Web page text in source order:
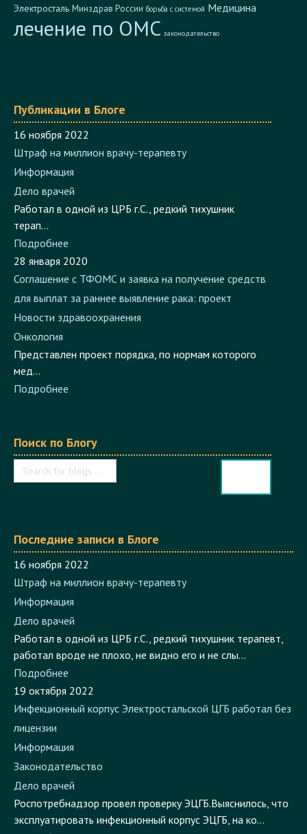
Электросталь Минздрав России борьба с системой Медицина
лечение по ОМС законодательство
Публикации в Блоге
16 ноября 2022
Штраф на миллион врачу-терапевту
Информация
Дело врачей
Работал в одной из ЦРБ г.С., редкий тихушник
терап...
Подробнее
28 января 2020
Соглашение с ТФОМС и заявка на получение средств
для выплат за раннее выявление рака: проект
Новости здравоохранения
Онкология
Представлен проект порядка, по нормам которого
мед...
Подробнее
Поиск по Блогу
Последние записи в Блоге
16 ноября 2022
Штраф на миллион врачу-терапевту
Информация
Дело врачей
Работал в одной из ЦРБ г.С., редкий тихушник терапевт,
работал вроде не плохо, не видно его и не слы...
Подробнее
19 октября 2022
Инфекционный корпус Электростальской ЦГБ работал без
лицензии
Информация
Законодательство
Дело врачей
Роспотребнадзор провел проверку ЭЦГБ.Выяснилось, что
эксплуатировать инфекционный корпус ЭЦГБ, на ко...